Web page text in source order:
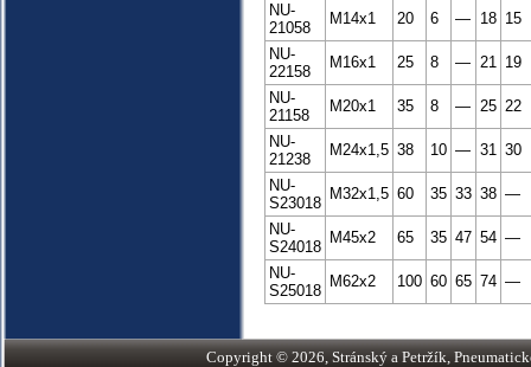
NU-
21058
M14x1 20 6 — 18 15
NU-
22158
M16x1 25 8 — 21 19
NU-
21158
M20x1 35 8 — 25 22
NU-
21238
M24x1,5 38 10 — 31 30
NU-
S23018
M32x1,5 60 35 33 38 —
NU-
S24018
M45x2 65 35 47 54 —
NU-
S25018
M62x2 100 60 65 74 —
Copyright © 2026, Stránský a Petržík,